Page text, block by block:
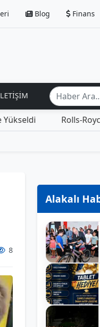
Blog Finans
Rolls-Royce
8
Alakalı